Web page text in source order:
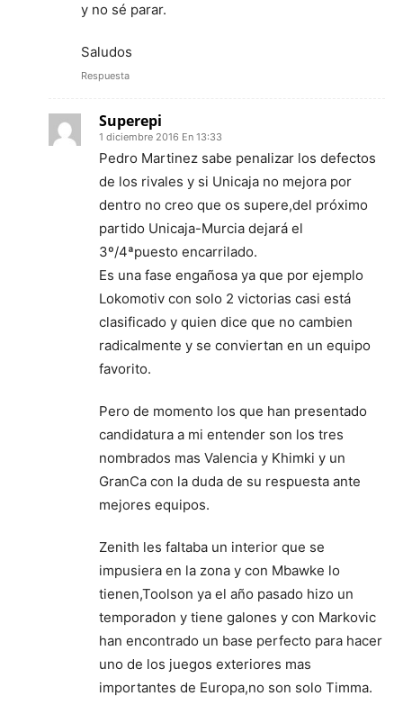
y no sé parar.
Saludos
Respuesta
Superepi
1 diciembre 2016 En 13:33
Pedro Martinez sabe penalizar los defectos
de los rivales y si Unicaja no mejora por
dentro no creo que os supere,del próximo
partido Unicaja-Murcia dejará el
3º/4ªpuesto encarrilado.
Es una fase engañosa ya que por ejemplo
Lokomotiv con solo 2 victorias casi está
clasificado y quien dice que no cambien
radicalmente y se conviertan en un equipo
favorito.
Pero de momento los que han presentado
candidatura a mi entender son los tres
nombrados mas Valencia y Khimki y un
GranCa con la duda de su respuesta ante
mejores equipos.
Zenith les faltaba un interior que se
impusiera en la zona y con Mbawke lo
tienen,Toolson ya el año pasado hizo un
temporadon y tiene galones y con Markovic
han encontrado un base perfecto para hacer
uno de los juegos exteriores mas
importantes de Europa,no son solo Timma.